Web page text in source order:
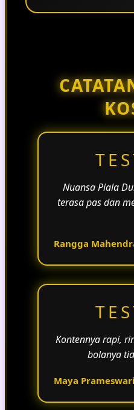
Nuansa Piala
terasa pas dan
Rangga
Kontennya rapi,
bolanya
Maya Prameswari